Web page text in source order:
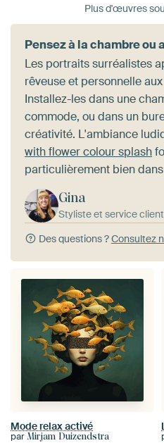
Plus d'œuvres
Pensez à la chambre ou
Les portraits surréalistes
rêveuse et personnelle
Installez-les dans une
commode, ou dans un
créativité. L'ambiance
with flower colour splash
particulièrement bien
Gina
Styliste et service client
Des questions ?Consultez
Mode relax activé
par Mirjam Duizendstra